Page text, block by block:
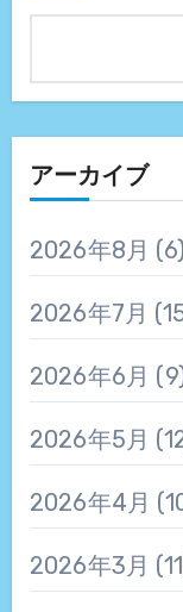
アーカイブ
2026年8月 (6)
2026年7月
2026年6月
2026年5月
2026年4月
2026年3月